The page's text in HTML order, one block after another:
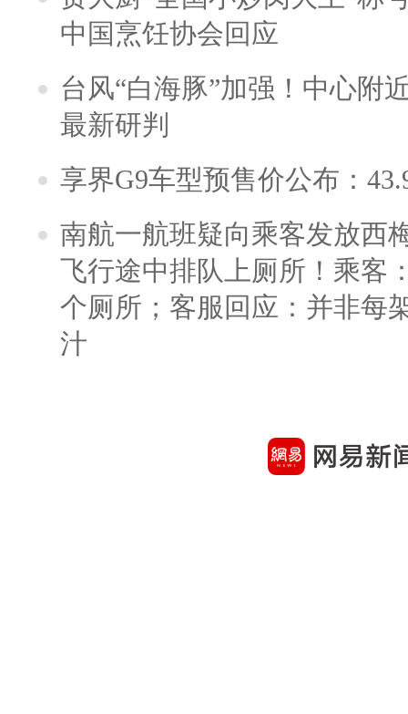
中国烹饪协会回应
台风“白海豚”加强！中心附
最新研判
享界G9车型预售价公布：
南航一航班疑向乘客发放西
飞行途中排队上厕所！乘客
个厕所；客服回应：并非每
汁